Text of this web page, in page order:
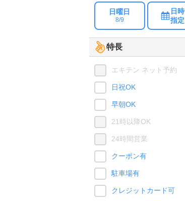
日曜日
8/9
日時
指定
特長
エキテン ネット予約
日祝OK
早朝OK
21時以降OK
24時間営業
クーポン有
駐車場有
クレジットカード可